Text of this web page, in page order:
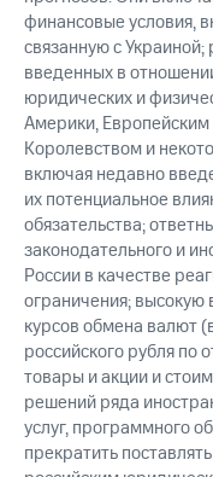
финансовые условия,
связанную с
введенных в
юридических и
Америки,
Королевством и
включая недавно
их потенциальное
обязательства;
законодательного и
России в качестве
ограничения; высокую
курсов обмена валют
российского рубля по
товары и акции и
решений ряда
услуг, программного
прекратить